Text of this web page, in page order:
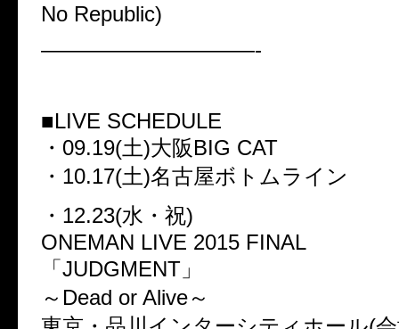
No Republic)
——————————-
■LIVE SCHEDULE
・09.19(土)大阪BIG CAT
・10.17(土)名古屋ボトムライン
・12.23(水・祝)
ONEMAN LIVE 2015 FINAL
「JUDGMENT」
～Dead or Alive～